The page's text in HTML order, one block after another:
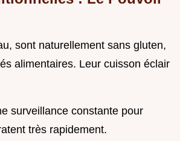
sont naturellement sans gluten,
alimentaires. Leur cuisson éclair
surveillance constante pour
très rapidement.